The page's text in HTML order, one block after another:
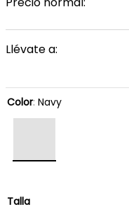
Llévate a:
Color: Navy
Talla